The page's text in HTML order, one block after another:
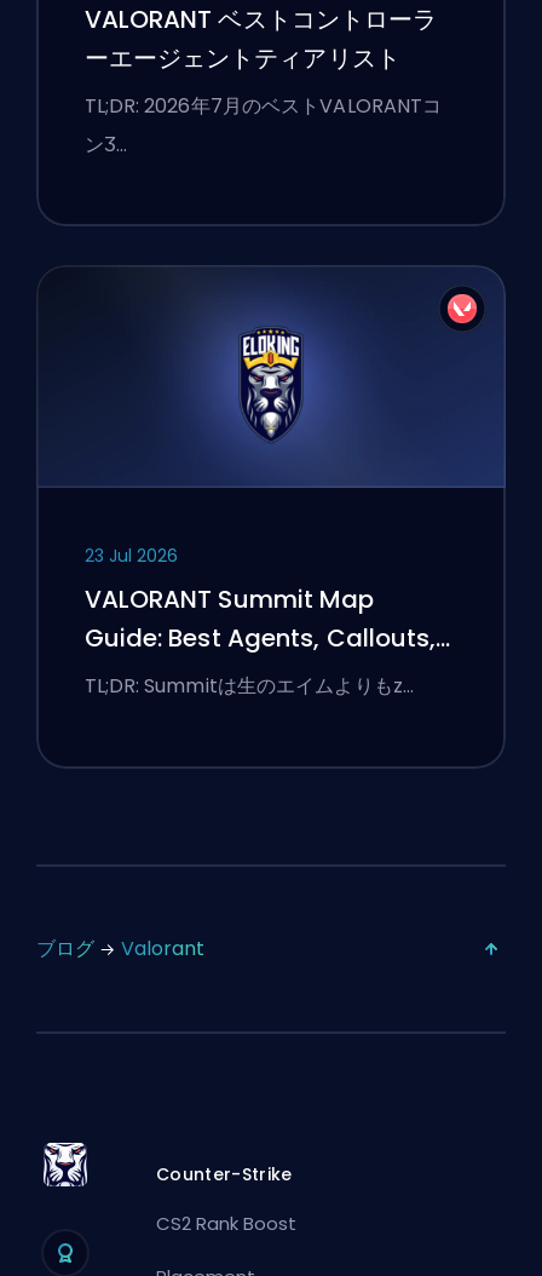
VALORANT ベストコントローラ
ーエージェントティアリスト
TL;DR: 2026年7月のベストVALORANTコ
ンӠ…
23 Jul 2026
VALORANT Summit Map
Guide: Best Agents, Callouts,
and Smokes
TL;DR: Summitは生のエイムよりもz…
ブログ Valorant
Counter-Strike
CS2 Rank Boost